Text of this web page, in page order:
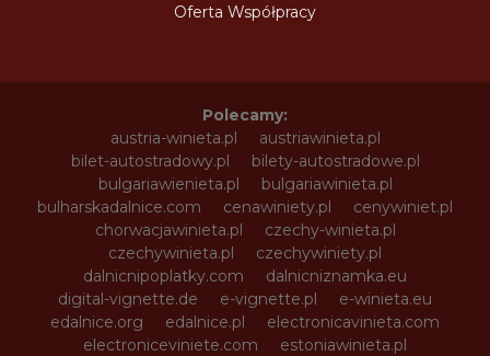
Oferta Współpracy
Polecamy:
austria-winieta.pl
austriawinieta.pl
bilet-autostradowy.pl
bilety-autostradowe.pl
bulgariawienieta.pl
bulgariawinieta.pl
bulharskadalnice.com
cenawiniety.pl
cenywiniet.pl
chorwacjawinieta.pl
czechy-winieta.pl
czechywinieta.pl
czechywiniety.pl
dalnicnipoplatky.com
dalnicniznamka.eu
digital-vignette.de
e-vignette.pl
e-winieta.eu
edalnice.org
edalnice.pl
electronicavinieta.com
electroniceviniete.com
estoniawinieta.pl